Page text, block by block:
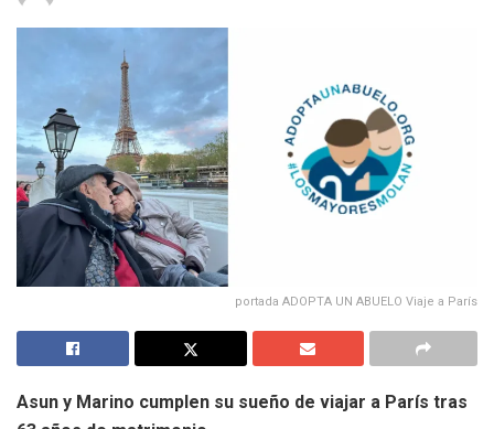
portada ADOPTA UN ABUELO Viaje a París
Asun y Marino cumplen su sueño de viajar a París tras